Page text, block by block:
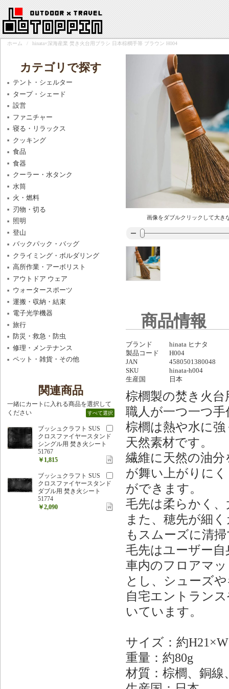
ホーム / hinata×深海産業 焚き火台用ブラシ 日本棕櫚手箒 ブラウン H004
画像をダブルクリックして大き
商品情報
ブランド
hinata ヒナタ
製品コード
H004
JAN
4580501380048
SKU
hinata-h004
生産国
日本
棕櫚製の焚き火
職人が一つ一つ
棕櫚は熱や水に
天然素材です。
繊維に天然の油
が舞い上がりに
ができます。
毛先は柔らかく
また、穂先が細
もスムーズに清
毛先はユーザー
車内のフロアマ
とし、シューズ
自宅エントラン
いています。
サイズ：約
重量：約80g
材質：棕櫚、銅線
カテゴリで探す
テント・シェルター
タープ・シェード
設営
ファニチャー
寝る・リラックス
クッキング
食品
食器
クーラー・水タンク
水筒
火・燃料
刃物・切る
照明
登山
バックパック・バッグ
クライミング・ボルダリング
高所作業・アーボリスト
アウトドア ウェア
ウォータースポーツ
運搬・収納・結束
電子光学機器
旅行
防災・救急・防虫
修理・メンテナンス
ペット・雑貨・その他
関連商品
一緒にカートに入れる商品を選択して
ください
すべて選択
ブッシュクラフト SUS
クロスファイヤースタンド
シングル用 焚き火シート
51767
￥1,815
ブッシュクラフト SUS
クロスファイヤースタンド
ダブル用 焚き火シート
51774
￥2,090